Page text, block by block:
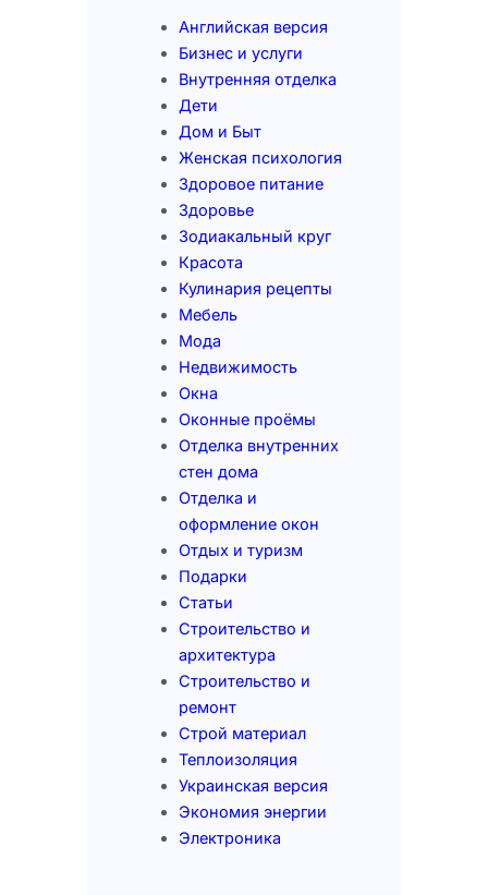
Английская версия
Бизнес и услуги
Внутренняя отделка
Дети
Дом и Быт
Женская психология
Здоровое питание
Здоровье
Зодиакальный круг
Красота
Кулинария рецепты
Мебель
Мода
Недвижимость
Окна
Оконные проёмы
Отделка внутренних
стен дома
Отделка и
оформление окон
Отдых и туризм
Подарки
Статьи
Строительство и
архитектура
Строительство и
ремонт
Строй материал
Теплоизоляция
Украинская версия
Экономия энергии
Электроника